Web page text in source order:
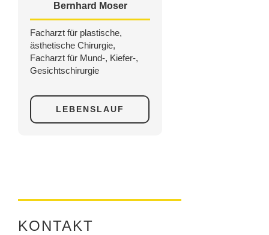
Bernhard Moser
Facharzt für plastische,
ästhetische Chirurgie,
Facharzt für Mund-, Kiefer-,
Gesichtschirurgie
LEBENSLAUF
KONTAKT